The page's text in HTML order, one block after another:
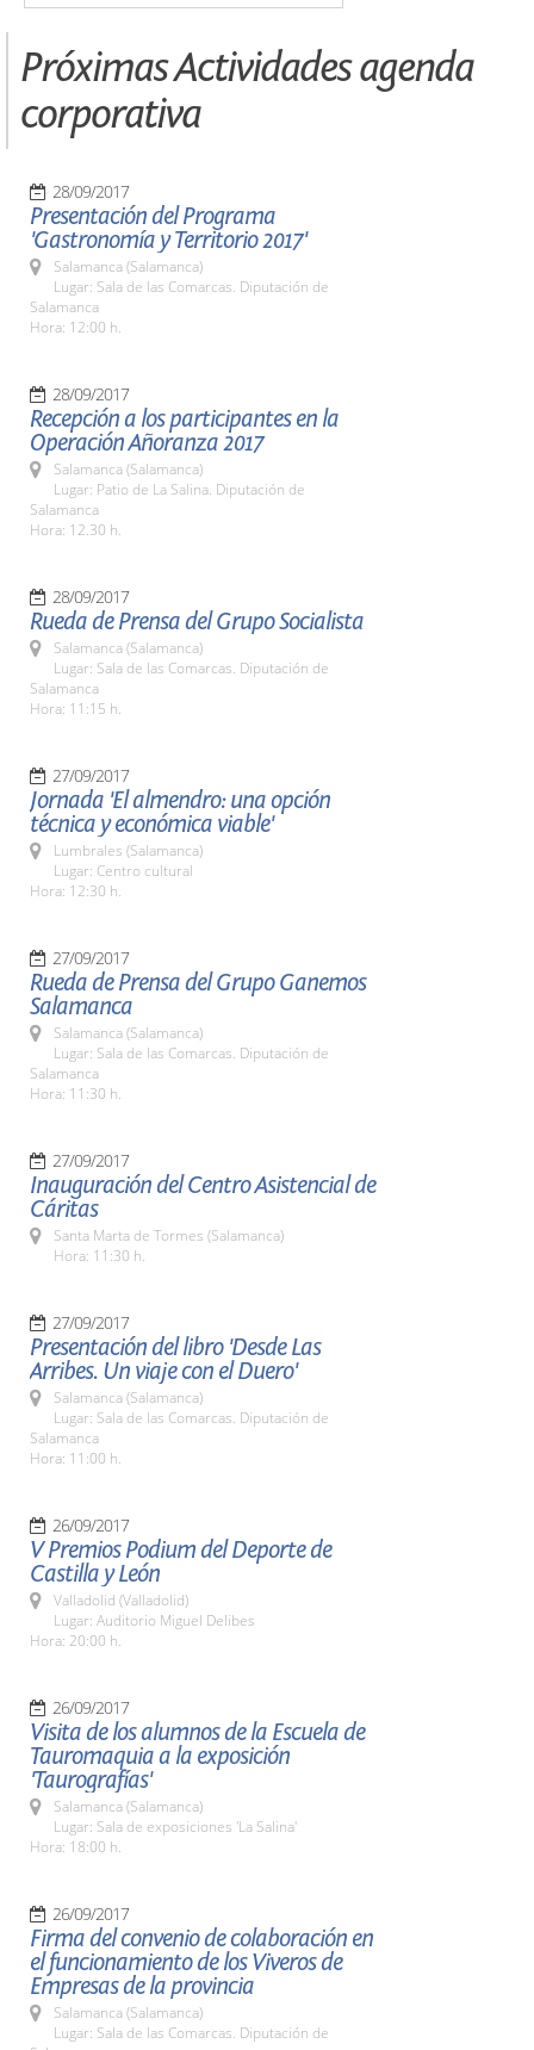
Próximas Actividades agenda
corporativa
28/09/2017
Presentación del Programa
'Gastronomía y Territorio 2017'
Salamanca (Salamanca)
Lugar: Sala de las Comarcas. Diputación de
Salamanca
Hora: 12:00 h.
28/09/2017
Recepción a los participantes en la
Operación Añoranza 2017
Salamanca (Salamanca)
Lugar: Patio de La Salina. Diputación de
Salamanca
Hora: 12.30 h.
28/09/2017
Rueda de Prensa del Grupo Socialista
Salamanca (Salamanca)
Lugar: Sala de las Comarcas. Diputación de
Salamanca
Hora: 11:15 h.
27/09/2017
Jornada 'El almendro: una opción
técnica y económica viable'
Lumbrales (Salamanca)
Lugar: Centro cultural
Hora: 12:30 h.
27/09/2017
Rueda de Prensa del Grupo Ganemos
Salamanca
Salamanca (Salamanca)
Lugar: Sala de las Comarcas. Diputación de
Salamanca
Hora: 11:30 h.
27/09/2017
Inauguración del Centro Asistencial de
Cáritas
Santa Marta de Tormes (Salamanca)
Hora: 11:30 h.
27/09/2017
Presentación del libro 'Desde Las
Arribes. Un viaje con el Duero'
Salamanca (Salamanca)
Lugar: Sala de las Comarcas. Diputación de
Salamanca
Hora: 11:00 h.
26/09/2017
V Premios Podium del Deporte de
Castilla y León
Valladolid (Valladolid)
Lugar: Auditorio Miguel Delibes
Hora: 20:00 h.
26/09/2017
Visita de los alumnos de la Escuela de
Tauromaquia a la exposición
'Taurografías'
Salamanca (Salamanca)
Lugar: Sala de exposiciones 'La Salina'
Hora: 18:00 h.
26/09/2017
Firma del convenio de colaboración en
el funcionamiento de los Viveros de
Empresas de la provincia
Salamanca (Salamanca)
Lugar: Sala de las Comarcas. Diputación de